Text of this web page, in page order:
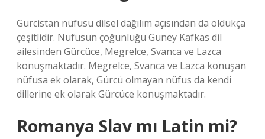
Gürcistan nüfusu dilsel dağılım açısından da oldukça
çeşitlidir. Nüfusun çoğunluğu Güney Kafkas dil
ailesinden Gürcüce, Megrelce, Svanca ve Lazca
konuşmaktadır. Megrelce, Svanca ve Lazca konuşan
nüfusa ek olarak, Gürcü olmayan nüfus da kendi
dillerine ek olarak Gürcüce konuşmaktadır.
Romanya Slav mı Latin mi?